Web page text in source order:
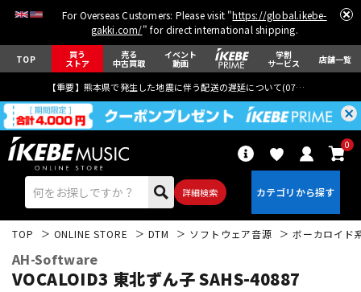
For Overseas Customers: Please visit "https://global.ikebe-
gakki.com/" for direct international shipping.
TOP 買う
ストア
売る
中古買取
イベント
動画
学割
サービス 店舗一覧
【重要】熊本県で発生した地震に伴う配送の遅延について(07月29日
詳細検索
0
TOP ONLINE STORE DTM ソフトウェア音源 ボーカロイド
AH-Software
VOCALOID3 東北ずん子 SAHS-40887